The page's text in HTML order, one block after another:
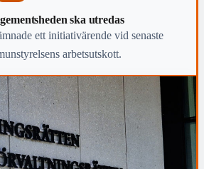
ska utredas
ett initiativärende vid senaste
arbetsutskott.